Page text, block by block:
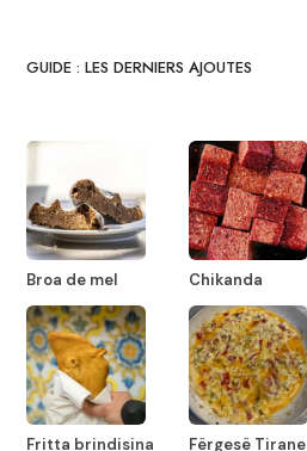
GUIDE : LES DERNIERS AJOUTES
Broa de mel Chikanda
Fritta brindisina Fërgesë Tirane